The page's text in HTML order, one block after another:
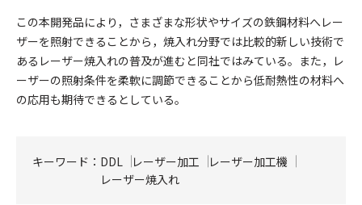
この本開発品により，さまざまな形状やサイズの鉄鋼材料へレー
ザーを照射できることから，焼入れ分野では比較的新しい技術で
あるレーザー焼入れの普及が進むと同社ではみている。また，レ
ーザーの照射条件を柔軟に調節できることから低耐熱性の材料へ
の応用も期待できるとしている。
キーワード： DDL レーザー加工
レーザー加工機
レーザー焼入れ